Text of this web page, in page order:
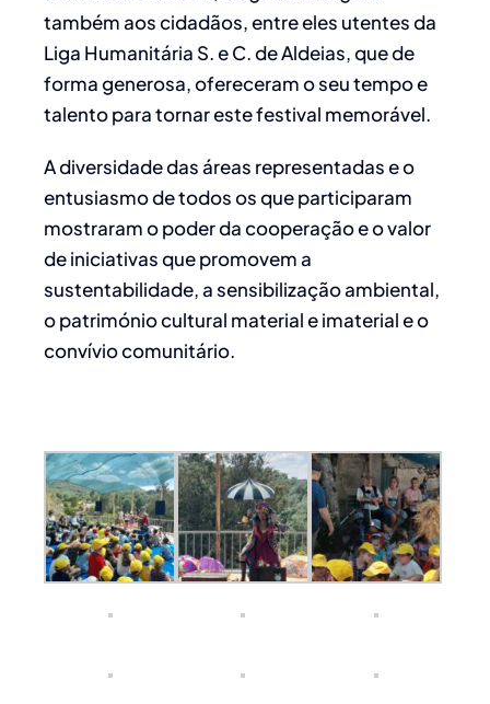
também aos cidadãos, entre eles utentes da
Liga Humanitária S. e C. de Aldeias, que de
forma generosa, ofereceram o seu tempo e
talento para tornar este festival memorável.
A diversidade das áreas representadas e o
entusiasmo de todos os que participaram
mostraram o poder da cooperação e o valor
de iniciativas que promovem a
sustentabilidade, a sensibilização ambiental,
o património cultural material e imaterial e o
convívio comunitário.